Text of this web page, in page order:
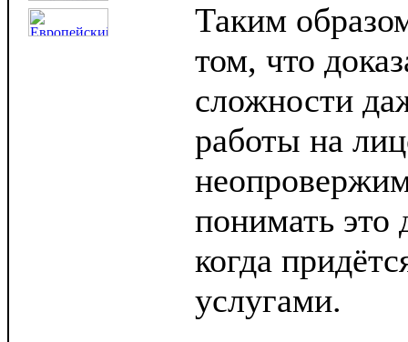
Таким
том, что
сложности
работы на
понимать это
когда
услугами.